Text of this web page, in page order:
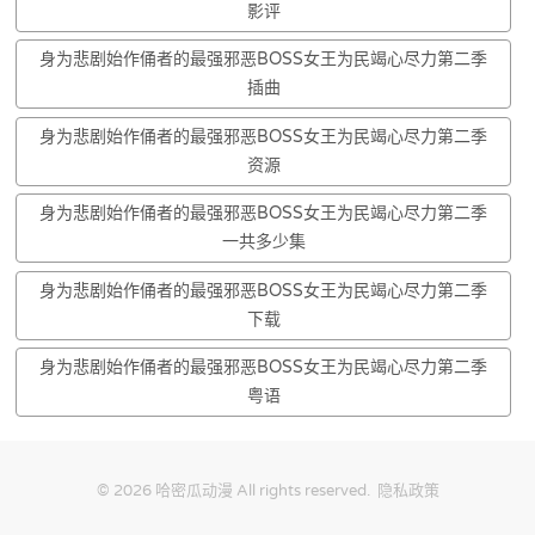
影评
身为悲剧始作俑者的最强邪恶BOSS女王为民竭心尽力第二季
插曲
身为悲剧始作俑者的最强邪恶BOSS女王为民竭心尽力第二季
资源
身为悲剧始作俑者的最强邪恶BOSS女王为民竭心尽力第二季
一共多少集
身为悲剧始作俑者的最强邪恶BOSS女王为民竭心尽力第二季
下载
身为悲剧始作俑者的最强邪恶BOSS女王为民竭心尽力第二季
粤语
© 2026 哈密瓜动漫 All rights reserved. 隐私政策